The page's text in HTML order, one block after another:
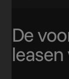
De
leasen